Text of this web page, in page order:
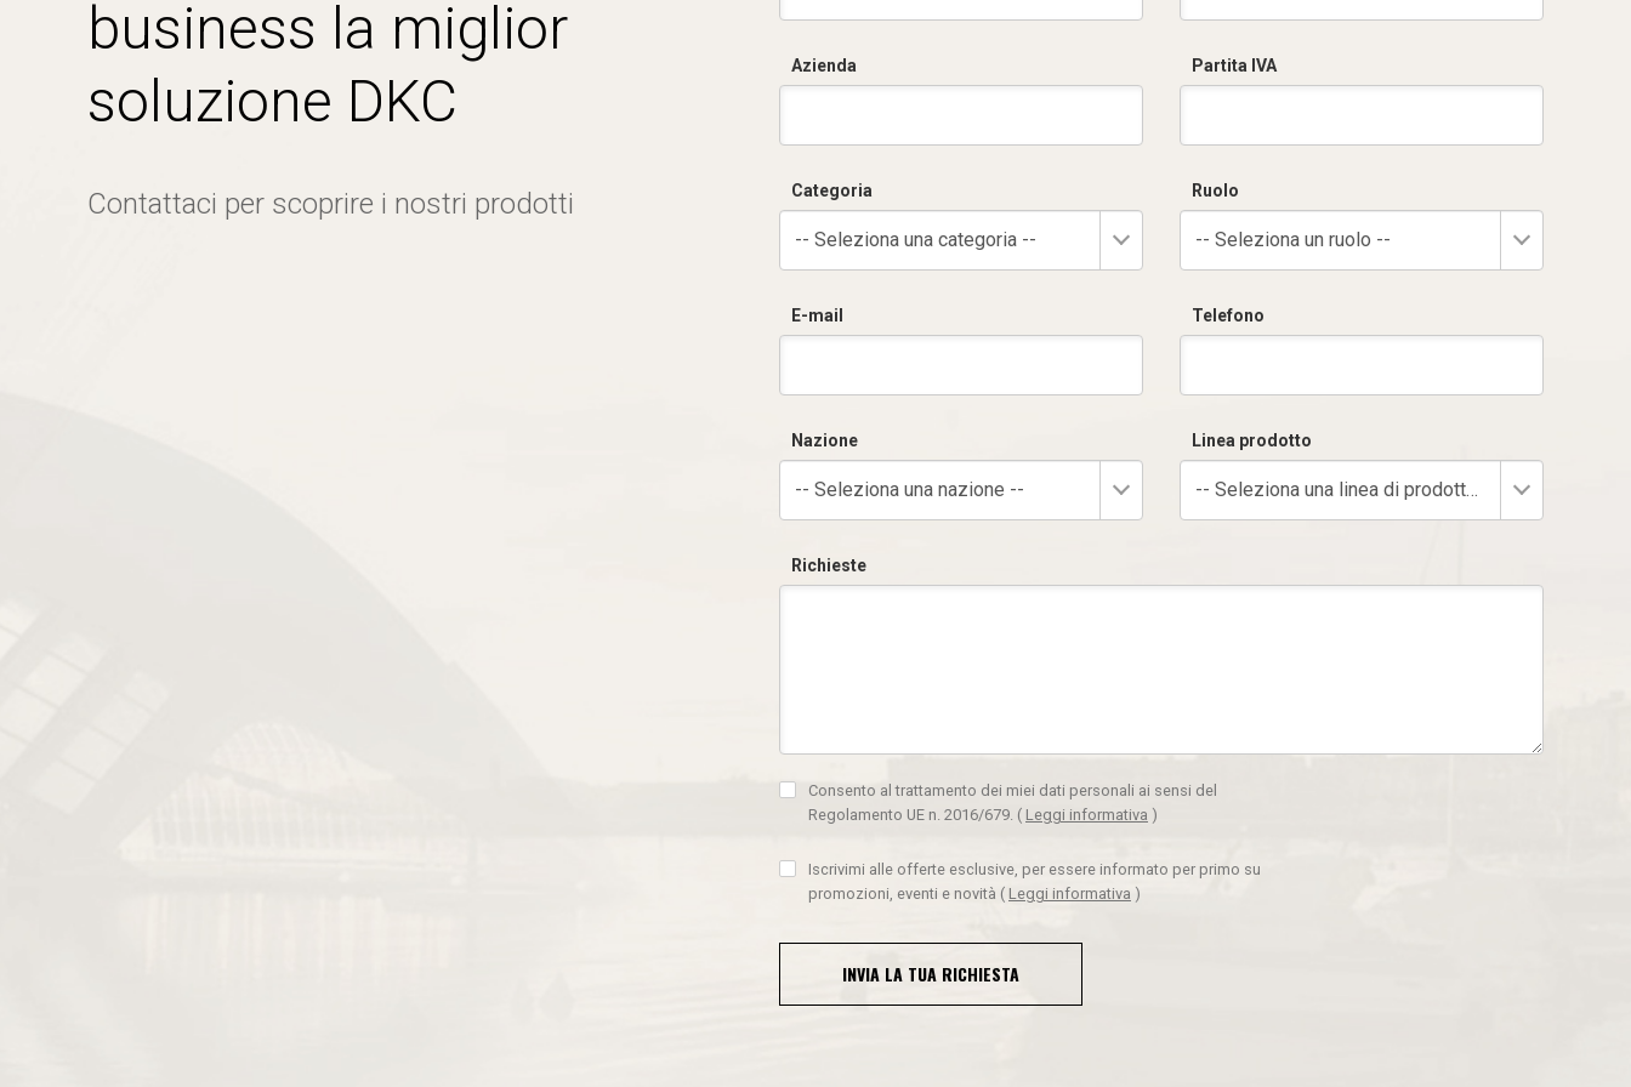
business la miglior
soluzione DKC
Contattaci per scoprire i nostri prodotti
Azienda Partita IVA
Categoria
-- Seleziona una categoria --
Ruolo
-- Seleziona un ruolo --
E-mail Telefono
Nazione
-- Seleziona una nazione --
Linea prodotto
-- Seleziona una linea di prodotto --
Richieste
Consento al trattamento dei miei dati personali ai sensi del
Regolamento UE n. 2016/679. ( Leggi informativa )
Iscrivimi alle offerte esclusive, per essere informato per primo su
promozioni, eventi e novità ( Leggi informativa )
INVIA LA TUA RICHIESTA